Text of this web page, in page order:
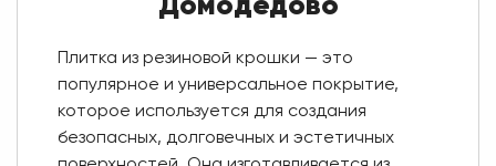
Плитка из резиновой крошки — это
популярное и универсальное покрытие,
которое используется для создания
безопасных, долговечных и эстетичных